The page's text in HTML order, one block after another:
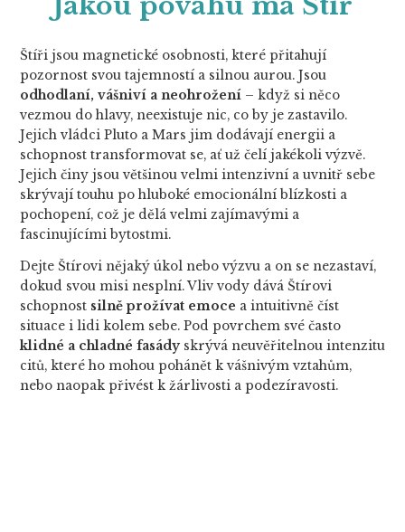
Štíři jsou magnetické osobnosti, které přitahují
pozornost svou tajemností a silnou aurou. Jsou
odhodlaní, vášniví a neohrožení– když si něco
vezmou do hlavy, neexistuje nic, co by je zastavilo.
Jejich vládci Pluto a Mars jim dodávají energii a
schopnost transformovat se, ať už čelí jakékoli výzvě.
Jejich činy jsou většinou velmi intenzivní a uvnitř sebe
skrývají touhu po hluboké emocionální blízkosti a
pochopení, což je dělá velmi zajímavými a
fascinujícími bytostmi.
Dejte Štírovi nějaký úkol nebo výzvu a on se nezastaví,
dokud svou misi nesplní. Vliv vody dává Štírovi
schopnost silně prožívat emoce a intuitivně číst
situace i lidi kolem sebe. Pod povrchem své často
klidné a chladné fasádyskrývá neuvěřitelnou intenzitu
citů, které ho mohou pohánět k vášnivým vztahům,
nebo naopak přivést k žárlivosti a podezíravosti.